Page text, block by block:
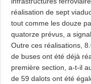
réalisation de sept
tout comme les douze
quatorze prévus, a
Outre ces réalisations,
de buses ont été déjà
première section, a-t-il
de 59 dalots ont été